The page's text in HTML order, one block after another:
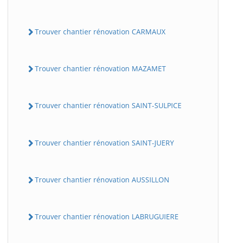
Trouver chantier rénovation CARMAUX
Trouver chantier rénovation MAZAMET
Trouver chantier rénovation SAINT-SULPICE
Trouver chantier rénovation SAINT-JUERY
Trouver chantier rénovation AUSSILLON
Trouver chantier rénovation LABRUGUIERE